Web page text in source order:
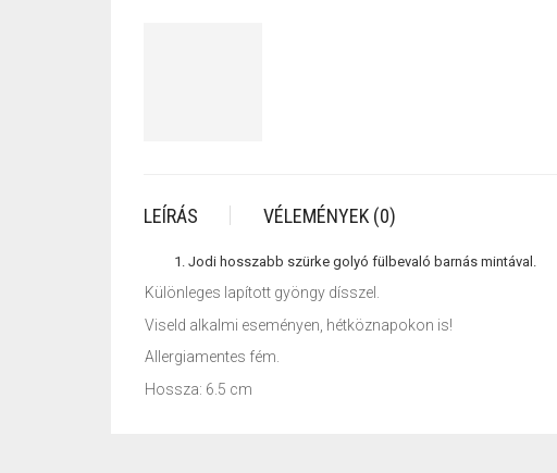
LEÍRÁS VÉLEMÉNYEK (0)
Jodi hosszabb szürke golyó fülbevaló barnás mintával.
Különleges lapított gyöngy dísszel.
Viseld alkalmi eseményen, hétköznapokon is!
Allergiamentes fém.
Hossza: 6.5 cm